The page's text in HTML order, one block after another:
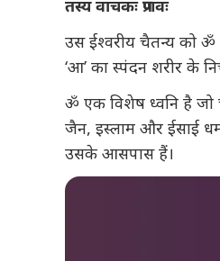
तस्य वाचकः प्रणवः
उस ईश्वरीय चैतन्य को
‘आ’ का स्पंदन शरीर के
ॐ एक विशेष ध्वनि है जो
जैन, इस्लाम और ईसाई
उसके आसपास हैं।